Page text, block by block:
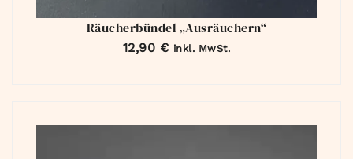
Räucherbündel „Ausräuchern“
12,90 € inkl. MwSt.